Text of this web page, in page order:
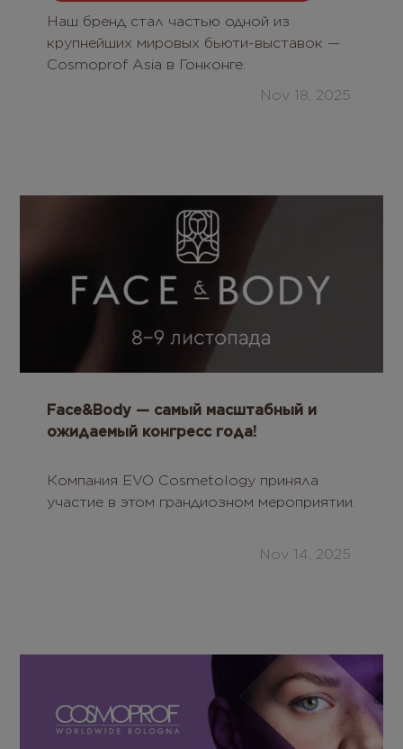
Nov 18, 2025
Наш бренд стал частью одной из
крупнейших мировых бьюти-выставок —
Cosmoprof Asia в Гонконге.
Nov 14, 2025
Face&Body — самый масштабный и
ожидаемый конгресс года!
Компания EVO Cosmetology приняла
участие в этом грандиозном мероприятии.